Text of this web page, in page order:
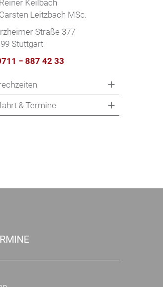
Keilbach
Leitzbach MSc.
Straße 377
Stuttgart
− 887 42 33
& Termine